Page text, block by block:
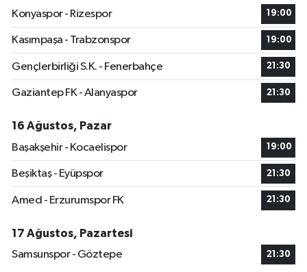
Konyaspor - Rizespor
19:00
Kasımpaşa - Trabzonspor 19:00
Gençlerbirliği S.K. - Fenerbahçe 21:30
Gaziantep FK - Alanyaspor 21:30
16 Ağustos, Pazar
Başakşehir - Kocaelispor
19:00
Beşiktaş - Eyüpspor 21:30
Amed - Erzurumspor FK 21:30
17 Ağustos, Pazartesi
Samsunspor - Göztepe
21:30